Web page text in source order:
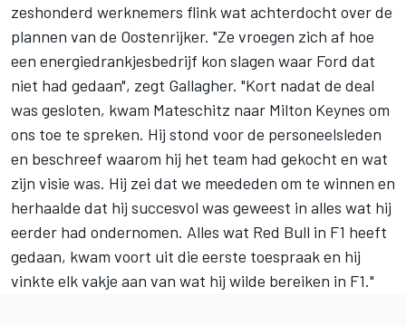
zeshonderd werknemers flink wat achterdocht over de
plannen van de Oostenrijker. "Ze vroegen zich af hoe
een energiedrankjesbedrijf kon slagen waar Ford dat
niet had gedaan", zegt Gallagher. "Kort nadat de deal
was gesloten, kwam Mateschitz naar Milton Keynes om
ons toe te spreken. Hij stond voor de personeelsleden
en beschreef waarom hij het team had gekocht en wat
zijn visie was. Hij zei dat we meededen om te winnen en
herhaalde dat hij succesvol was geweest in alles wat hij
eerder had ondernomen. Alles wat Red Bull in F1 heeft
gedaan, kwam voort uit die eerste toespraak en hij
vinkte elk vakje aan van wat hij wilde bereiken in F1."